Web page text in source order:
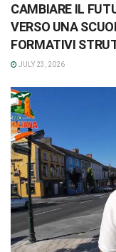
CAMBIARE IL
VERSO UNA
FORMATIVI
JULY 23, 2026